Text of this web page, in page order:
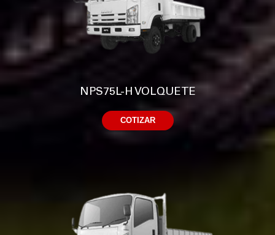
NPS75L-H VOLQUETE
COTIZAR